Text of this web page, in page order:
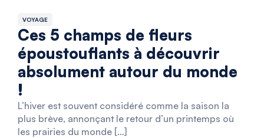
VOYAGE
Ces 5 champs de fleurs
époustouflants à découvrir
absolument autour du monde
!
L’hiver est souvent considéré comme la saison la
plus brève, annonçant le retour d’un printemps où
les prairies du monde […]